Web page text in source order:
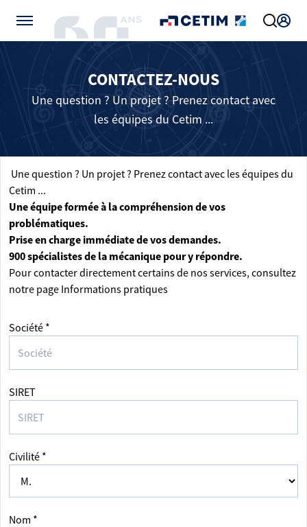
CONTACTEZ-NOUS
Une question ? Un projet ? Prenez contact avec
les équipes du Cetim ...
Une question ? Un projet ? Prenez contact avec les équipes du
Cetim ...
Une équipe formée à la compréhension de vos
problématiques.
Prise en charge immédiate de vos demandes.
900 spécialistes de la mécanique pour y répondre.
Pour contacter directement certains de nos services, consultez
notre page Informations pratiques
Société *
SIRET
Civilité *
Nom *